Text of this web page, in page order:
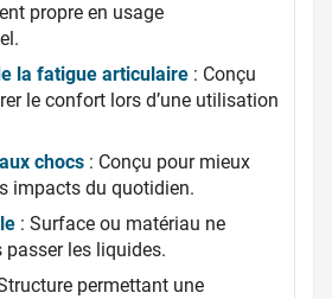
propre en usage
la fatigue articulaire : Conçu
le confort lors d’une utilisation
chocs : Conçu pour mieux
impacts du quotidien.
: Surface ou matériau ne
passer les liquides.
permettant une